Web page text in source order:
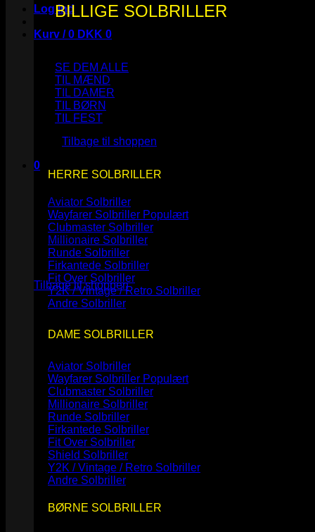
Log ind
Kurv /0 DKK 0
Ingen varer i kurven.
Tilbage til shoppen
0
Kurv
Ingen varer i kurven.
Tilbage til shoppen
BILLIGE SOLBRILLER
SE DEM ALLE
TIL MÆND
TIL DAMER
TIL BØRN
TIL FEST
HERRE SOLBRILLER
Aviator Solbriller
Wayfarer Solbriller
Clubmaster Solbriller
Millionaire Solbriller
Runde Solbriller
Firkantede Solbriller
Fit Over Solbriller
Y2K / Vintage / Retro Solbriller
Andre Solbriller
DAME SOLBRILLER
Aviator Solbriller
Wayfarer Solbriller
Clubmaster Solbriller
Millionaire Solbriller
Runde Solbriller
Firkantede Solbriller
Fit Over Solbriller
Shield Solbriller
Y2K / Vintage / Retro Solbriller
Andre Solbriller
BØRNE SOLBRILLER